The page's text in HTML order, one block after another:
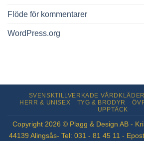
Flöde för kommentarer
WordPress.org
SVENSKTILLVERKADE VÅRDKLÄDER
HERR & UNISEX
TYG & BRODYR
UPPTÄCK
Copyright 2026 © Plagg & Design AB -
44139 Alingsås- Tel: 031 - 81 45 11 -